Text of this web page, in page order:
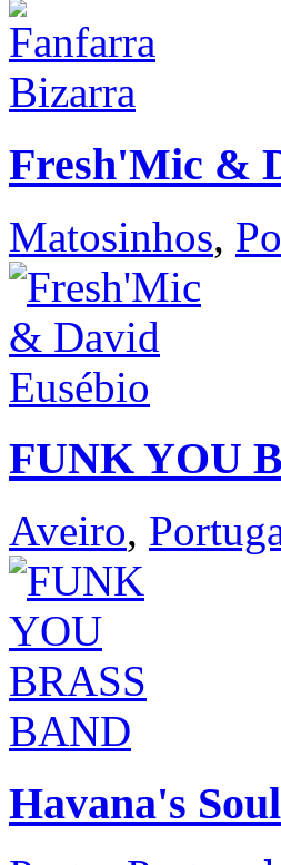
Fresh'Mic &
Matosinhos,
FUNK YOU
Aveiro,
Havana's Soul